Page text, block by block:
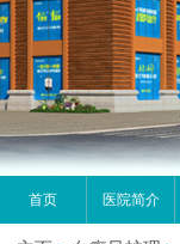
首页 医院简介